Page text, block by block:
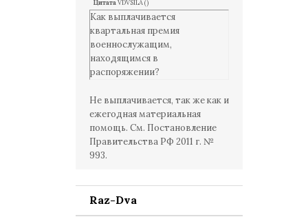
ЦитатаVDVSILA()
Как выплачивается
квартальная премия
военнослужащим,
находящимся в
распоряжении?
Не выплачивается, так же как и
ежегодная материальная
помощь. См. Постановление
Правительства РФ 2011 г. №
993.
Raz-Dva